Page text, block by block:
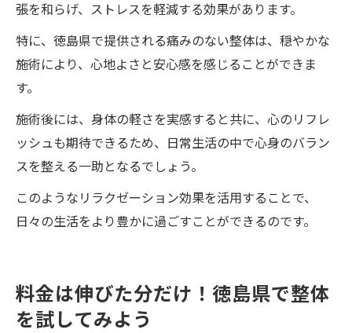
張を和らげ、ストレスを軽減する効果があります。
特に、徳島県で提供される痛みのない整体は、穏やかな
施術により、心地よさと安心感を感じることができま
す。
施術後には、身体の軽さを実感すると共に、心のリフレ
ッシュも期待できるため、日常生活の中で心身のバラン
スを整える一助となるでしょう。
このようなリラクゼーション効果を活用することで、
日々の生活をより豊かに過ごすことができるのです。
料金は伸びた分だけ！徳島県で整体
を試してみよう